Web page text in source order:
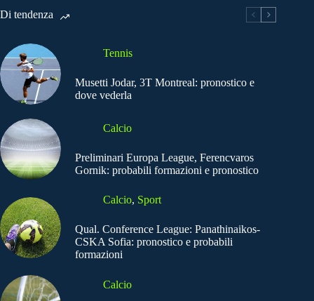
Di tendenza
Tennis
Musetti Jodar, 3T Montreal: pronostico e
dove vederla
Calcio
Preliminari Europa League, Ferencvaros
Gornik: probabili formazioni e pronostico
Calcio, Sport
Qual. Conference League: Panathinaikos-
CSKA Sofia: pronostico e probabili
formazioni
Calcio